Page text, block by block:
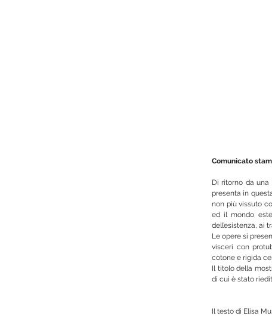
Comunicato
Di ritorno da
presenta in
non più vissuto
ed il mondo
dell’esistenza, ai
Le opere si
visceri con
cotone e rigida
Il titolo della
di cui è stato
Il testo di Elisa